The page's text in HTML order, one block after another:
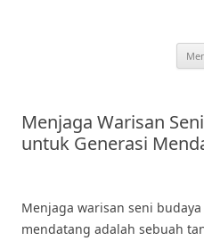
Menjaga Warisan
untuk Generasi
Menjaga warisan seni
mendatang adalah sebuah